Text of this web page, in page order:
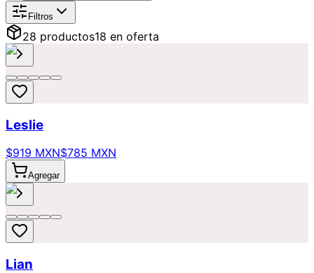
Filtros
28 productos18 en oferta
Leslie
$919 MXN$785 MXN
Agregar
Lian